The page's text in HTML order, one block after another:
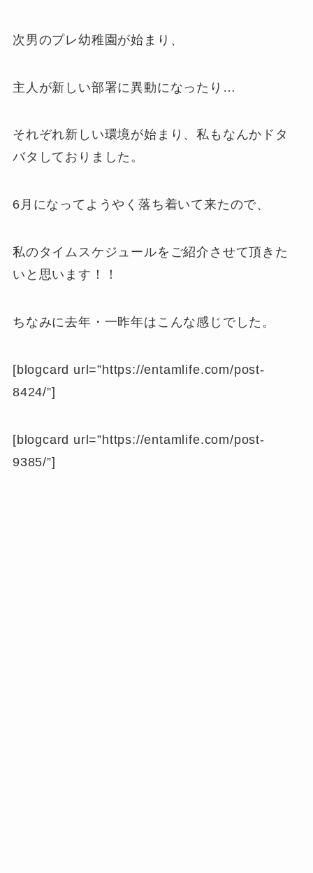
次男のプレ幼稚園が始まり、
主人が新しい部署に異動になったり…
それぞれ新しい環境が始まり、私もなんかドタ
バタしておりました。
6月になってようやく落ち着いて来たので、
私のタイムスケジュールをご紹介させて頂きた
いと思います！！
ちなみに去年・一昨年はこんな感じでした。
[blogcard url=”https://entamlife.com/post-
8424/”]
[blogcard url=”https://entamlife.com/post-
9385/”]